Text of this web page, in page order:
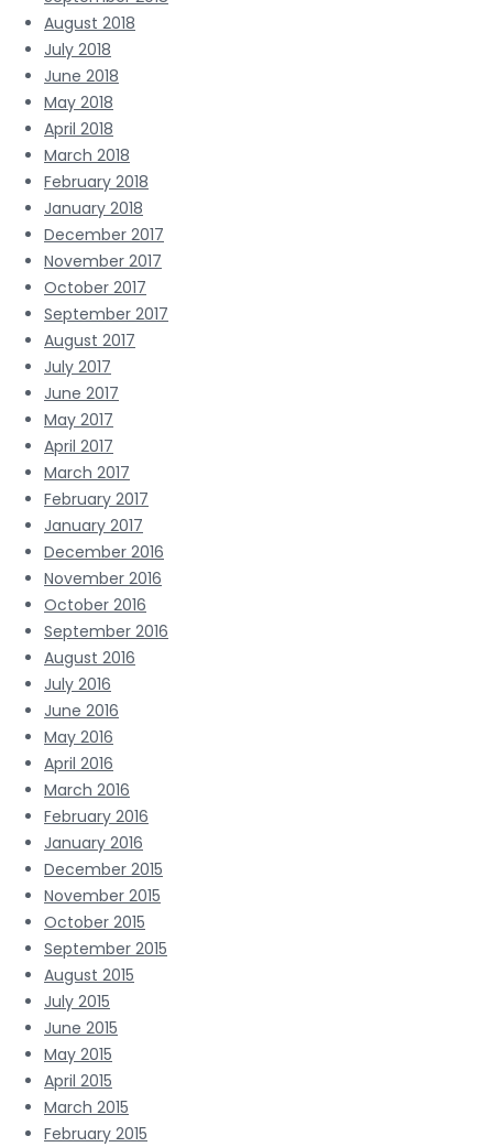
August 2018
July 2018
June 2018
May 2018
April 2018
March 2018
February 2018
January 2018
December 2017
November 2017
October 2017
September 2017
August 2017
July 2017
June 2017
May 2017
April 2017
March 2017
February 2017
January 2017
December 2016
November 2016
October 2016
September 2016
August 2016
July 2016
June 2016
May 2016
April 2016
March 2016
February 2016
January 2016
December 2015
November 2015
October 2015
September 2015
August 2015
July 2015
June 2015
May 2015
April 2015
March 2015
February 2015